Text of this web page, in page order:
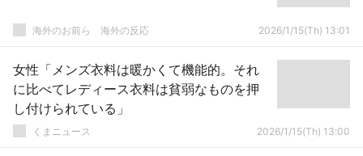
海外のお前ら 海外の反応 2026/1/15(Th) 13:01
女性「メンズ衣料は暖かくて機能的。それ
に比べてレディース衣料は貧弱なものを押
し付けられている」
くまニュース 2026/1/15(Th) 13:00